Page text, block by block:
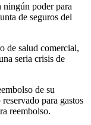
ningún poder para
de seguros del
de salud comercial,
seria crisis de
de su
para gastos
reembolso.